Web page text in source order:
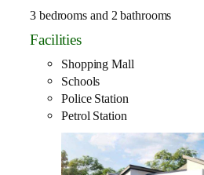
3 bedrooms and 2 bathrooms
Facilities
Shopping Mall
Schools
Police Station
Petrol Station